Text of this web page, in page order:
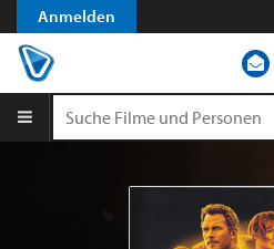
Anmelden